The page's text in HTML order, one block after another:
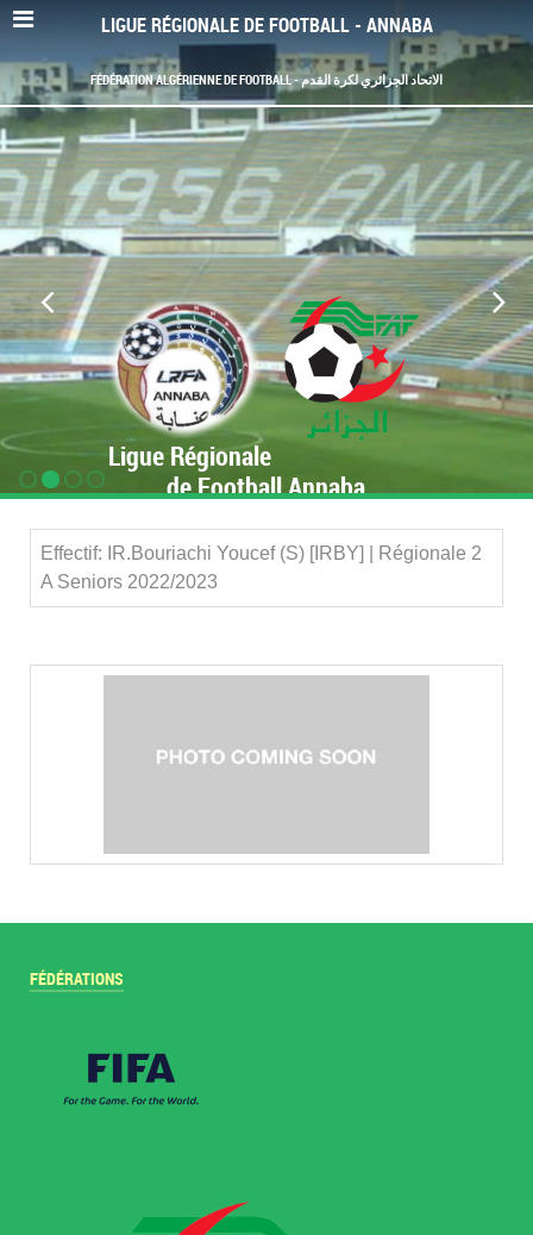
LIGUE RÉGIONALE DE FOOTBALL - ANNABA
FÉDÉRATION ALGÉRIENNE DE FOOTBALL - الاتحاد الجزائري لكرة القدم
Ligue Régionale
de Football Annaba
Effectif: IR.Bouriachi Youcef (S) [IRBY] | Régionale 2
A Seniors 2022/2023
FÉDÉRATIONS